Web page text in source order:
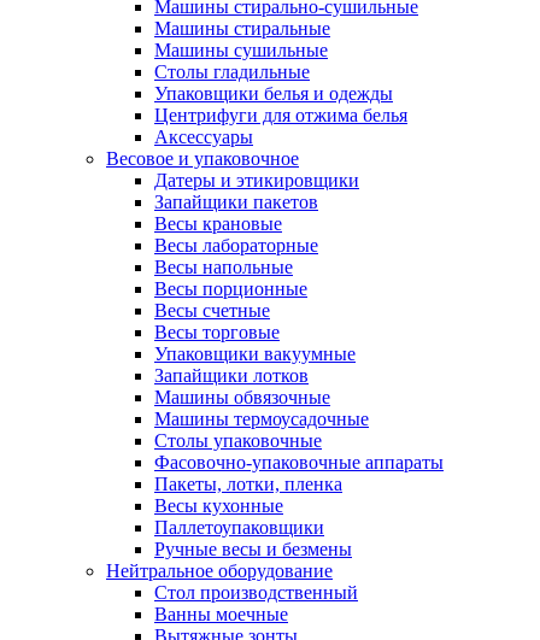
Машины стирально-сушильные
Машины стиральные
Машины сушильные
Столы гладильные
Упаковщики белья и одежды
Центрифуги для отжима белья
Аксессуары
Весовое и упаковочное
Датеры и этикировщики
Запайщики пакетов
Весы крановые
Весы лабораторные
Весы напольные
Весы порционные
Весы счетные
Весы торговые
Упаковщики вакуумные
Запайщики лотков
Машины обвязочные
Машины термоусадочные
Столы упаковочные
Фасовочно-упаковочные аппараты
Пакеты, лотки, пленка
Весы кухонные
Паллетоупаковщики
Ручные весы и безмены
Нейтральное оборудование
Cтол производственный
Ванны моечные
Вытяжные зонты